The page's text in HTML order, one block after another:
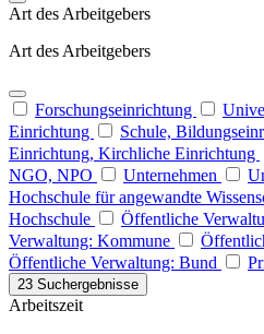
Art des Arbeitgebers
Art des Arbeitgebers
Forschungseinrichtung
Einrichtung
Schule,
Einrichtung, Kirchliche Einrichtung
NGO, NPO
Unternehmen
Hochschule für angewandte
Hochschule
Öffentliche
Verwaltung: Kommune
Öffentliche Verwaltung: Bund
23 Suchergebnisse
Arbeitszeit